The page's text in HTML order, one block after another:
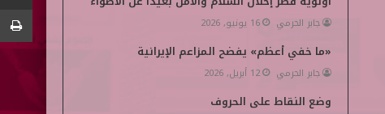
جابر الحرمي 16 يونيو, 2026
«ما خفي أعظم» يفضح المزاعم الإيرانية
جابر الحرمي 12 أبريل, 2026
وضع النقاط على الحروف